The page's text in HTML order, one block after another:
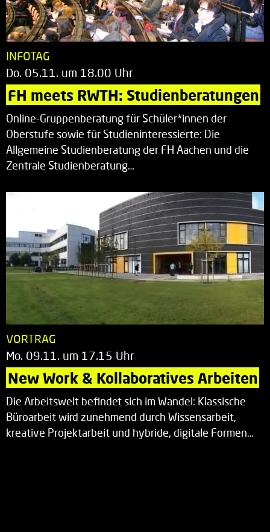
INFOTAG
Do. 05.11. um 18.00 Uhr
FH meets RWTH: Studienberatungen
Online-Gruppenberatung für Schüler*innen der
Oberstufe sowie für Studieninteressierte: Die
Allgemeine Studienberatung der FH Aachen und die
Zentrale Studienberatung…
VORTRAG
Mo. 09.11. um 17.15 Uhr
New Work & Kollaboratives Arbeiten
Die Arbeitswelt befindet sich im Wandel: Klassische
Büroarbeit wird zunehmend durch Wissensarbeit,
kreative Projektarbeit und hybride, digitale Formen…